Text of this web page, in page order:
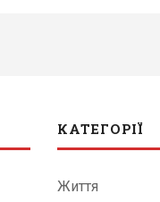
КАТЕГОРІЇ
Життя